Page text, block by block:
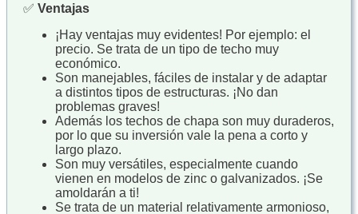
✅ Ventajas
¡Hay ventajas muy evidentes! Por ejemplo: el
precio. Se trata de un tipo de techo muy
económico.
Son manejables, fáciles de instalar y de adaptar
a distintos tipos de estructuras. ¡No dan
problemas graves!
Además los techos de chapa son muy duraderos,
por lo que su inversión vale la pena a corto y
largo plazo.
Son muy versátiles, especialmente cuando
vienen en modelos de zinc o galvanizados. ¡Se
amoldarán a ti!
Se trata de un material relativamente armonioso,